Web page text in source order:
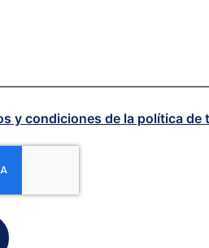
y condiciones de la política de